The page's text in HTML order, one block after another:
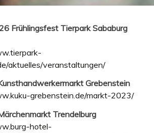
Frühlingsfest Tierpark Sababurg
aktuelles/veranstaltungen/
Grebenstein
grebenstein.de/markt-2023/
Trendelburg
hotel-